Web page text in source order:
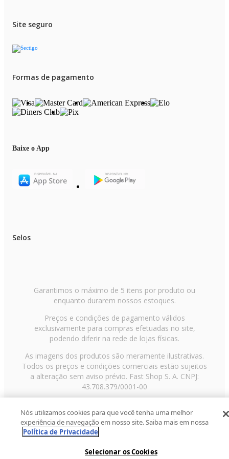
Site seguro
Formas de pagamento
Baixe o App
Selos
Garantimos o máximo de 5 itens por produto ou
enquanto durarem nossos estoques.
Preços e condições de pagamento válidos
exclusivamente para compras efetuadas no site,
podendo diferir na rede de lojas físicas.
As imagens dos produtos são meramente ilustrativas.
Todos os preços e condições comerciais estão sujeitos
a alteração sem aviso prévio. Fast Shop S. A. CNPJ:
43.708.379/0001-00
Paulo/SP, CEP 02029-001, Telefone: 11 3003-3728 ©
2013 Fast Shop - Todos os direitos reservadosRF
Nós utilizamos cookies para que você tenha uma melhor
experiência de navegação em nosso site. Saiba mais em nossa
Política de Privacidade
Selecionar os Cookies